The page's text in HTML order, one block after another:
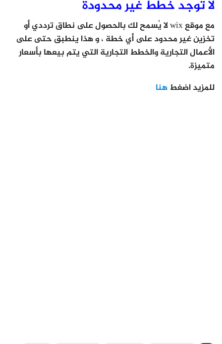
لا توجد خطط غير محدودة
مع موقع wix لا يُسمح لك بالحصول على نطاق ترددي أو
تخزين غير محدود على أي خطة ، و هذا ينطبق حتى على
الأعمال التجارية والخطط التجارية التي يتم بيعها بأسعار
متميزة.
للمزيد اضغط هنا